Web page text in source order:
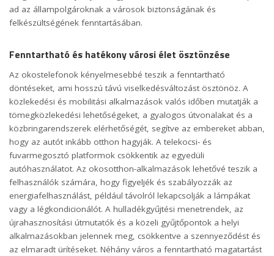
ad az állampolgároknak a városok biztonságának és
felkészültségének fenntartásában.
Fenntartható és hatékony városi élet ösztönzése
Az okostelefonok kényelmesebbé teszik a fenntartható
döntéseket, ami hosszú távú viselkedésváltozást ösztönöz. A
közlekedési és mobilitási alkalmazások valós időben mutatják a
tömegközlekedési lehetőségeket, a gyalogos útvonalakat és a
közbringarendszerek elérhetőségét, segítve az embereket abban,
hogy az autót inkább otthon hagyják. A telekocsi- és
fuvarmegosztó platformok csökkentik az egyedüli
autóhasználatot. Az okosotthon-alkalmazások lehetővé teszik a
felhasználók számára, hogy figyeljék és szabályozzák az
energiafelhasználást, például távolról lekapcsolják a lámpákat
vagy a légkondicionálót. A hulladékgyűjtési menetrendek, az
újrahasznosítási útmutatók és a közeli gyűjtőpontok a helyi
alkalmazásokban jelennek meg, csökkentve a szennyeződést és
az elmaradt ürítéseket. Néhány város a fenntartható magatartást